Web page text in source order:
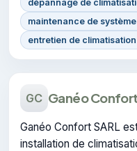
dépannage de
maintenance de
entretien de
GC Ganéo
Ganéo Confort SARL
installation de